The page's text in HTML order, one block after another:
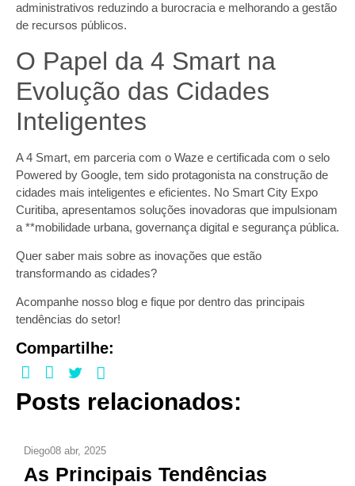
administrativos reduzindo a burocracia e melhorando a gestão
de recursos públicos.
O Papel da 4 Smart na
Evolução das Cidades
Inteligentes
A 4 Smart, em parceria com o Waze e certificada com o selo
Powered by Google, tem sido protagonista na construção de
cidades mais inteligentes e eficientes. No Smart City Expo
Curitiba, apresentamos soluções inovadoras que impulsionam
a **mobilidade urbana, governança digital e segurança pública.
Quer saber mais sobre as inovações que estão
transformando as cidades?
Acompanhe nosso blog e fique por dentro das principais
tendências do setor!
Compartilhe:
Posts relacionados:
Diego08 abr, 2025
As Principais Tendências